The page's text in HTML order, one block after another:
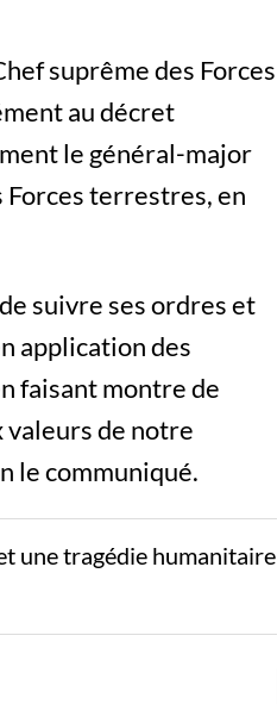
suprême des Forces
au décret
le général-major
Forces terrestres, en
suivre ses ordres et
application des
faisant montre de
valeurs de notre
le communiqué.
une tragédie humanitaire